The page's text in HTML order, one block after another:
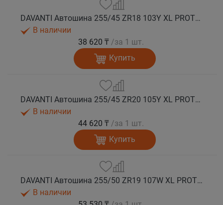
DAVANTI Автошина 255/45 ZR18 103Y XL PROTOURA SPORT RPR лето
В наличии
38 620 ₸ /за 1 шт.
Купить
DAVANTI Автошина 255/45 ZR20 105Y XL PROTOURA SPORT RPR лето
В наличии
44 620 ₸ /за 1 шт.
Купить
DAVANTI Автошина 255/50 ZR19 107W XL PROTOURA SPORT RPR лето
В наличии